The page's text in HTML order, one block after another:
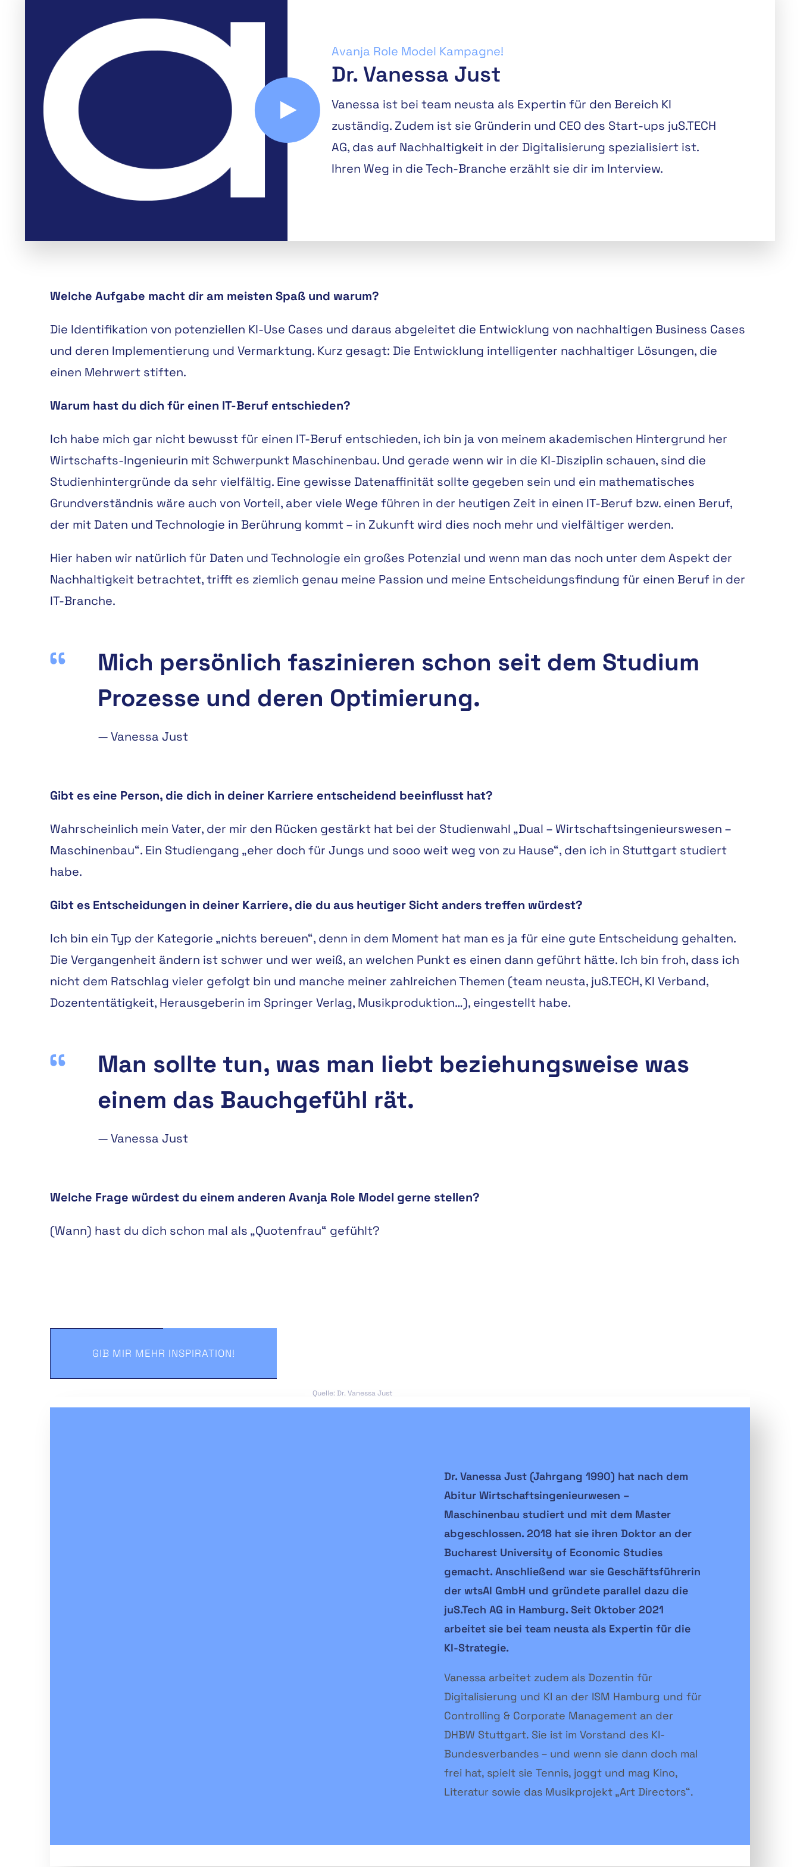
Avanja Role Model Kampagne!
Dr. Vanessa Just
Vanessa ist bei team neusta als Expertin für den Bereich KI
zuständig. Zudem ist sie Gründerin und CEO des Start-ups juS.TECH
AG, das auf Nachhaltigkeit in der Digitalisierung spezialisiert ist.
Ihren Weg in die Tech-Branche erzählt sie dir im Interview.
Welche Aufgabe macht dir am meisten Spaß und warum?
Die Identifikation von potenziellen KI-Use Cases und daraus abgeleitet die Entwicklung von nachhaltigen Business Cases
und deren Implementierung und Vermarktung. Kurz gesagt: Die Entwicklung intelligenter nachhaltiger Lösungen, die
einen Mehrwert stiften.
Warum hast du dich für einen IT-Beruf entschieden?
Ich habe mich gar nicht bewusst für einen IT-Beruf entschieden, ich bin ja von meinem akademischen Hintergrund her
Wirtschafts-Ingenieurin mit Schwerpunkt Maschinenbau. Und gerade wenn wir in die KI-Disziplin schauen, sind die
Studienhintergründe da sehr vielfältig. Eine gewisse Datenaffinität sollte gegeben sein und ein mathematisches
Grundverständnis wäre auch von Vorteil, aber viele Wege führen in der heutigen Zeit in einen IT-Beruf bzw. einen Beruf,
der mit Daten und Technologie in Berührung kommt – in Zukunft wird dies noch mehr und vielfältiger werden.
Hier haben wir natürlich für Daten und Technologie ein großes Potenzial und wenn man das noch unter dem Aspekt der
Nachhaltigkeit betrachtet, trifft es ziemlich genau meine Passion und meine Entscheidungsfindung für einen Beruf in der
IT-Branche.
Mich persönlich faszinieren schon seit dem Studium
Prozesse und deren Optimierung.
—Vanessa Just
Gibt es eine Person, die dich in deiner Karriere entscheidend beeinflusst hat?
Wahrscheinlich mein Vater, der mir den Rücken gestärkt hat bei der Studienwahl „Dual – Wirtschaftsingenieurswesen –
Maschinenbau“. Ein Studiengang „eher doch für Jungs und sooo weit weg von zu Hause“, den ich in Stuttgart studiert
habe.
Gibt es Entscheidungen in deiner Karriere, die du aus heutiger Sicht anders treffen würdest?
Ich bin ein Typ der Kategorie „nichts bereuen“, denn in dem Moment hat man es ja für eine gute Entscheidung gehalten.
Die Vergangenheit ändern ist schwer und wer weiß, an welchen Punkt es einen dann geführt hätte. Ich bin froh, dass ich
nicht dem Ratschlag vieler gefolgt bin und manche meiner zahlreichen Themen (team neusta, juS.TECH, KI Verband,
Dozententätigkeit, Herausgeberin im Springer Verlag, Musikproduktion…), eingestellt habe.
Man sollte tun, was man liebt beziehungsweise was
einem das Bauchgefühl rät.
—Vanessa Just
Welche Frage würdest du einem anderen Avanja Role Model gerne stellen?
(Wann) hast du dich schon mal als „Quotenfrau“ gefühlt?
GIB MIR MEHR INSPIRATION!
Quelle: Dr. Vanessa Just
Dr. Vanessa Just (Jahrgang 1990) hat nach dem
Abitur Wirtschaftsingenieurwesen –
Maschinenbau studiert und mit dem Master
abgeschlossen. 2018 hat sie ihren Doktor an der
Bucharest University of Economic Studies
gemacht. Anschließend war sie Geschäftsführerin
der wtsAI GmbH und gründete parallel dazu die
juS.Tech AG in Hamburg. Seit Oktober 2021
arbeitet sie bei team neusta als Expertin für die
KI-Strategie.
Vanessa arbeitet zudem als Dozentin für
Digitalisierung und KI an der ISM Hamburg und für
Controlling & Corporate Management an der
DHBW Stuttgart. Sie ist im Vorstand des KI-
Bundesverbandes – und wenn sie dann doch mal
frei hat, spielt sie Tennis, joggt und mag Kino,
Literatur sowie das Musikprojekt „Art Directors“.